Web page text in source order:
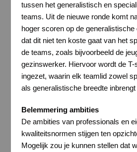
tussen het generalistisch en
teams. Uit de nieuwe ronde komt
hoger scoren op de
dat dit niet ten koste gaat van het
de teams, zoals bijvoorbeeld de
gezinswerker. Hiervoor wordt de
ingezet, waarin elk teamlid zowel
als generalistische breedte
Belemmering ambities
De ambities van professionals en
kwaliteitsnormen stijgen ten
Mogelijk zou je kunnen stellen dat